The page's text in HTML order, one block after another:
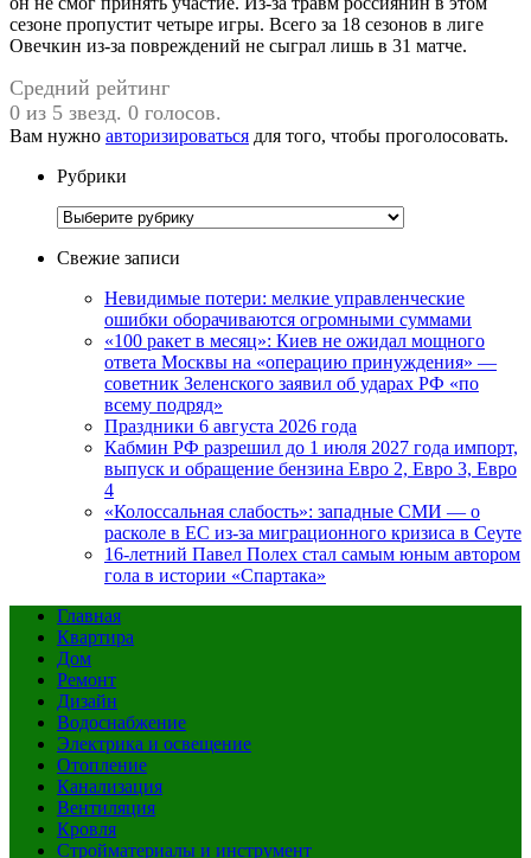
сезоне пропустит четыре игры. Всего за 18 сезонов в лиге
Овечкин из-за повреждений не сыграл лишь в 31 матче.
Средний рейтинг
0 из 5 звезд. 0 голосов.
Вам нужно авторизироваться для того, чтобы проголосовать.
Рубрики
Рубрики
Свежие записи
Невидимые потери: мелкие управленческие
ошибки оборачиваются огромными суммами
«100 ракет в месяц»: Киев не ожидал мощного
ответа Москвы на «операцию принуждения» —
советник Зеленского заявил об ударах РФ «по
всему подряд»
Праздники 6 августа 2026 года
Кабмин РФ разрешил до 1 июля 2027 года импорт,
выпуск и обращение бензина Евро 2, Евро 3, Евро
4
«Колоссальная слабость»: западные СМИ — о
расколе в ЕС из-за миграционного кризиса в Сеуте
16-летний Павел Полех стал самым юным автором
гола в истории «Спартака»
Главная
Квартира
Дом
Ремонт
Дизайн
Водоснабжение
Электрика и освещение
Отопление
Канализация
Вентиляция
Кровля
Стройматериалы и инструмент